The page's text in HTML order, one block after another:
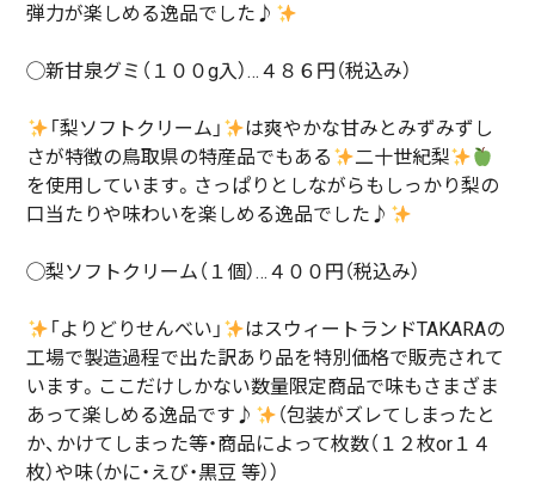
弾力が楽しめる逸品でした♪
◯新甘泉グミ（１００g入）…４８６円（税込み）
「梨ソフトクリーム」
は爽やかな甘みとみずみずし
さが特徴の鳥取県の特産品でもある
二十世紀梨
を使用しています。さっぱりとしながらもしっかり梨の
口当たりや味わいを楽しめる逸品でした♪
◯梨ソフトクリーム（１個）…４００円（税込み）
「よりどりせんべい」
はスウィートランドTAKARAの
工場で製造過程で出た訳あり品を特別価格で販売されて
います。ここだけしかない数量限定商品で味もさまざま
あって楽しめる逸品です♪
（包装がズレてしまったと
か、かけてしまった等・商品によって枚数（１２枚or１４
枚）や味（かに・えび・黒豆 等））